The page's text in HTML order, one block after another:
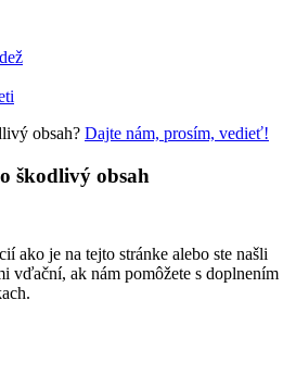
obsah? Dajte nám, prosím, vedieť!
škodlivý obsah
ako je na tejto stránke alebo ste našli
vďační, ak nám pomôžete s doplnením